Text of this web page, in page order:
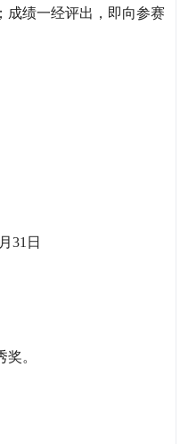
成绩一经评出，即向参赛
31日
。